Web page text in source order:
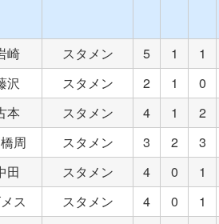
崎 スタメン 5 1
1
沢 スタメン 2 1
0
本 スタメン 4 1
2
周 スタメン 3 2
3
田 スタメン 4 0
1
ス スタメン 4 0
1